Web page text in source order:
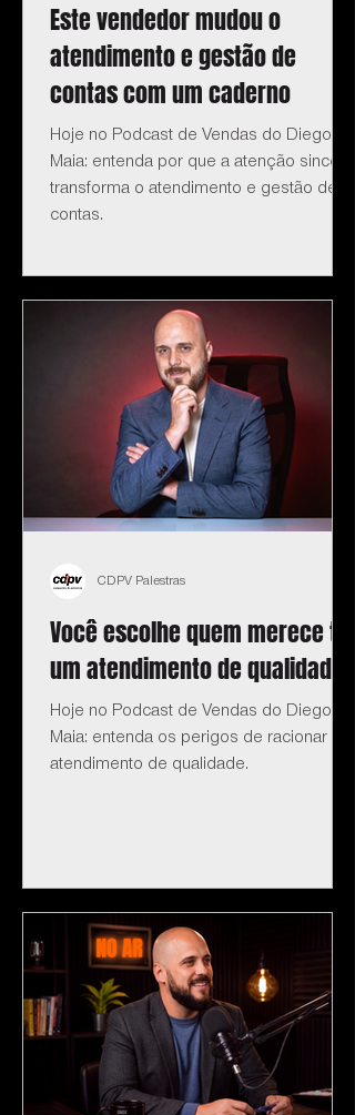
Este vendedor mudou o
atendimento e gestão de
contas com um caderno
Hoje no Podcast de Vendas do Diego
Maia: entenda por que a atenção sincera
transforma o atendimento e gestão de
contas.
Você escolhe quem merece ter
um atendimento de qualidade?
Hoje no Podcast de Vendas do Diego
Maia: entenda os perigos de racionar o
atendimento de qualidade.
CDPV Palestras